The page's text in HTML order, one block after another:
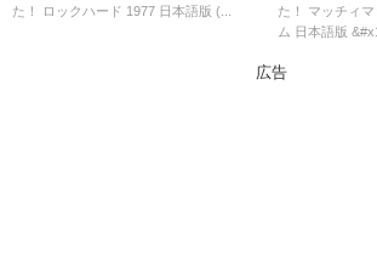
た！ ロックハード 1977 日本語版 (...
た！ マッチィ
ム 日本語版
広告